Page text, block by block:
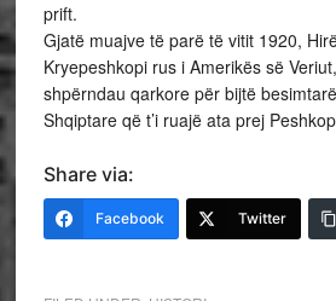
prift.
Gjatë muajve të parë të vitit 1920,
Kryepeshkopi rus i Amerikës së
shpërndau qarkore për bijtë
Shqiptare që t’i ruajë ata prej
Share via:
Facebook Twitter